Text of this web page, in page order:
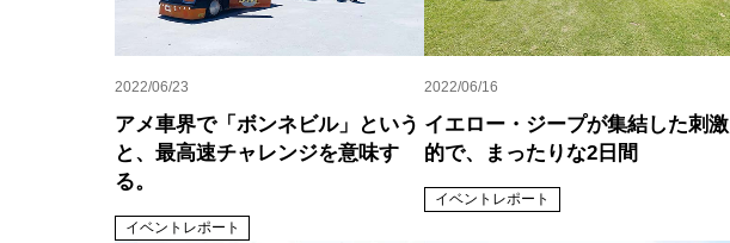
2022/06/23
アメ車界で「ボンネビル」という
と、最高速チャレンジを意味す
る。
イベントレポート
2022/06/16
イエロー・ジープが集結した刺激
的で、まったりな2日間
イベントレポート